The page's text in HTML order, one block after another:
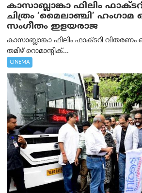
കാസാബ്ലാങ്കാ ഫിലിം
ചിത്രം ‘മൈലാഞ്ചി’ ഹംഗാമ
സംഗീതം ഇളയരാജ
കാസാബ്ലാങ്കാ ഫിലിം ഫാക്ടറി
തമിഴ് റൊമാന്റിക്...
CINEMA